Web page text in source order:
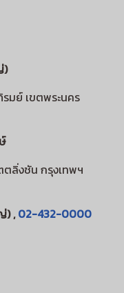
)
มย์ เขตพระนคร
ลิ่งชัน กรุงเทพฯ
) ,02-432-0000